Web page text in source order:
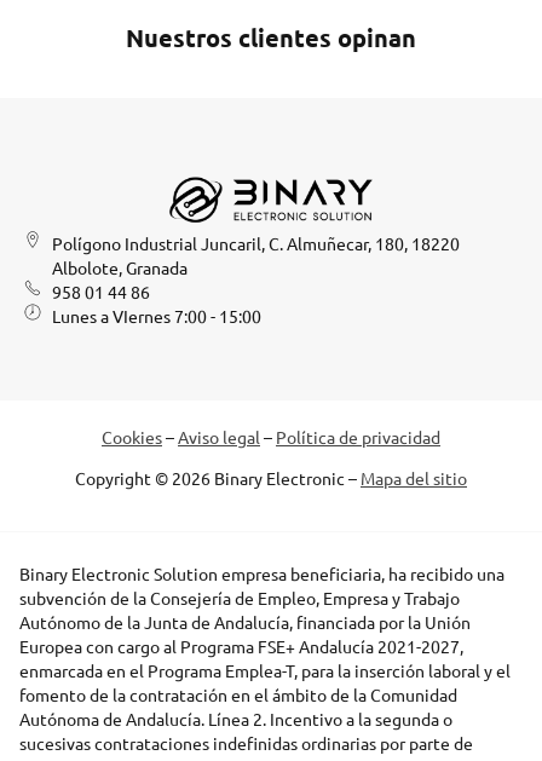
Nuestros clientes opinan
Polígono Industrial Juncaril, C. Almuñecar, 180, 18220
Albolote, Granada
958 01 44 86
Lunes a VIernes 7:00 - 15:00
Cookies– Aviso legal – Política de privacidad
Copyright © 2026 Binary Electronic – Mapa del sitio
Binary Electronic Solution empresa beneficiaria, ha recibido una
subvención de la Consejería de Empleo, Empresa y Trabajo
Autónomo de la Junta de Andalucía, financiada por la Unión
Europea con cargo al Programa FSE+ Andalucía 2021-2027,
enmarcada en el Programa Emplea-T, para la inserción laboral y el
fomento de la contratación en el ámbito de la Comunidad
Autónoma de Andalucía. Línea 2. Incentivo a la segunda o
sucesivas contrataciones indefinidas ordinarias por parte de